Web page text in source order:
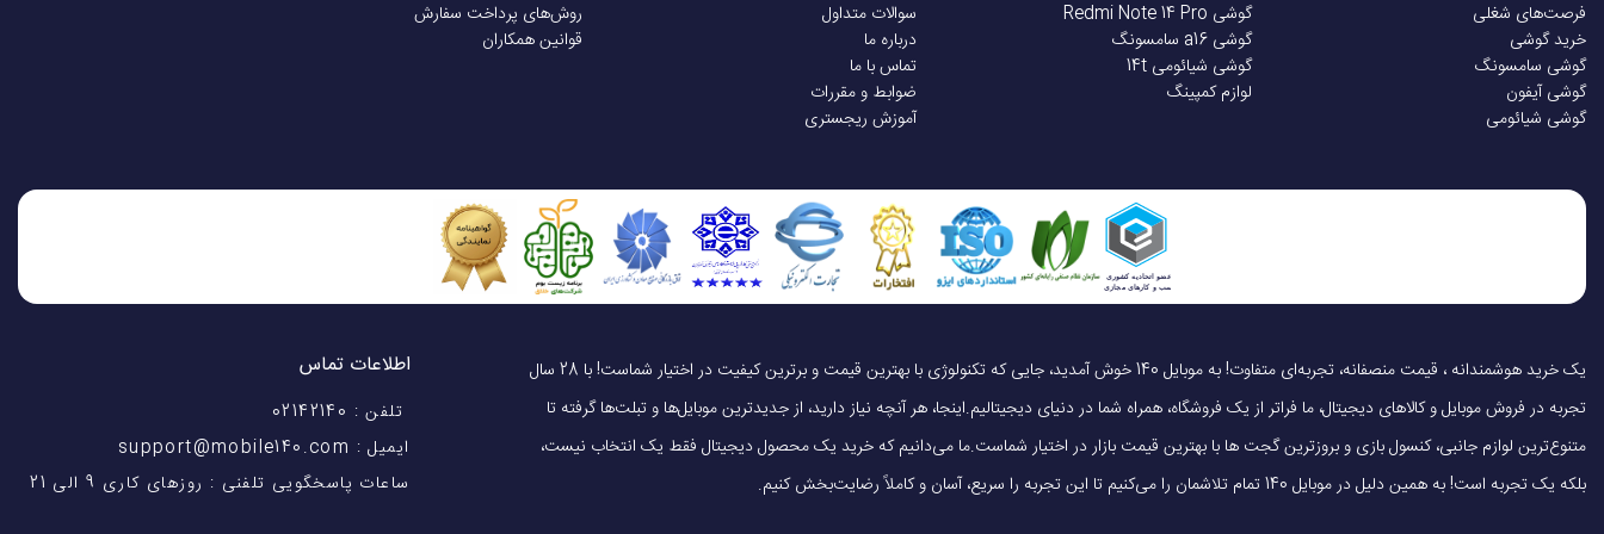
فرصت‌های شغلی
خرید گوشی
گوشی سامسونگ
گوشی آیفون
گوشی شیائومی
گوشی Redmi Note 14 Pro
گوشی a16 سامسونگ
گوشی شیائومی 14t
لوازم کمپینگ
سوالات متداول
درباره ما
تماس با ما
ضوابط و مقررات
آموزش ریجستری
روش‌های پرداخت سفارش
قوانین همکاران
یک خرید هوشمندانه ، قیمت منصفانه، تجربه‌ای متفاوت! به موبایل 140 خوش آمدید، جایی که تکنولوژی با بهترین قیمت و برترین کیفیت در اختیار شماست! با 28 سال
تجربه در فروش موبایل و کالاهای دیجیتال، ما فراتر از یک فروشگاه، همراه شما در دنیای دیجیتالیم.اینجا، هر آنچه نیاز دارید، از جدیدترین موبایل‌ها و تبلت‌ها گرفته تا
متنوع‌ترین لوازم جانبی، کنسول بازی و بروزترین گجت ها با بهترین قیمت بازار در اختیار شماست.ما می‌دانیم که خرید یک محصول دیجیتال فقط یک انتخاب نیست،
بلکه یک تجربه است! به همین دلیل در موبایل 140 تمام تلاشمان را می‌کنیم تا این تجربه را سریع، آسان و کاملاً رضایت‌بخش کنیم.
اطلاعات تماس
تلفن : 02142140
ایمیل : support@mobile140.com
ساعات پاسخگویی تلفنی : روزهای کاری 9 الی 21